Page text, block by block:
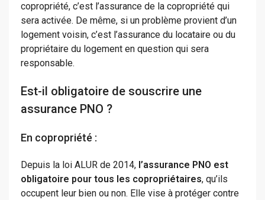
copropriété, c’est l’assurance de la copropriété qui
sera activée. De même, si un problème provient d’un
logement voisin, c’est l’assurance du locataire ou du
propriétaire du logement en question qui sera
responsable.
Est-il obligatoire de souscrire une
assurance PNO ?
En copropriété :
Depuis la loi ALUR de 2014, l’assurance PNO est
obligatoire pour tous les copropriétaires, qu’ils
occupent leur bien ou non. Elle vise à protéger contre